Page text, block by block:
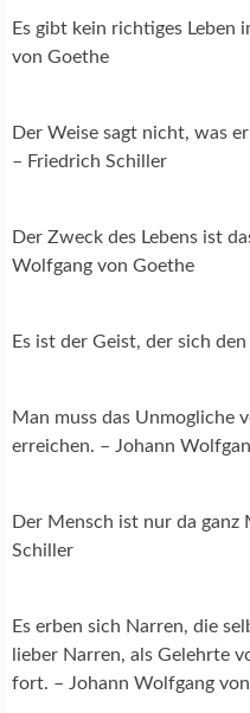
Es gibt kein richtiges Leben
von Goethe
Der Weise sagt nicht, was
– Friedrich Schiller
Der Zweck des Lebens ist
Wolfgang von Goethe
Es ist der Geist, der sich
Man muss das Unmogliche
erreichen. – Johann
Der Mensch ist nur da
Schiller
Es erben sich Narren, die
lieber Narren, als Gelehrte
fort. – Johann Wolfgang